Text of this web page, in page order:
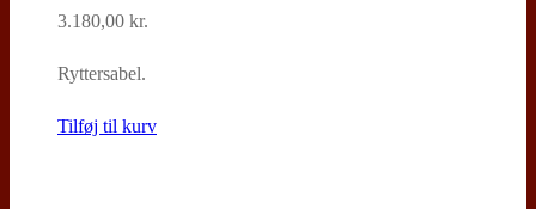
3.180,00 kr.
Ryttersabel.
Tilføj til kurv